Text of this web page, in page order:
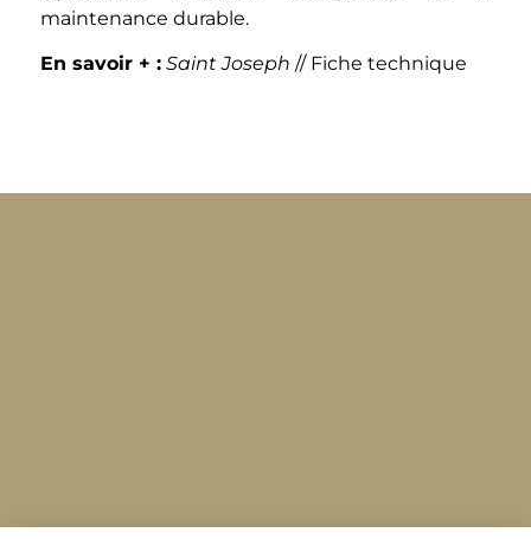
maintenance durable.
En savoir + : Saint Joseph // Fiche technique